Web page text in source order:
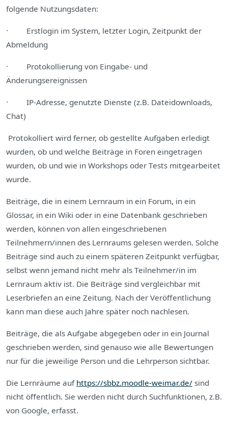
folgende Nutzungsdaten:
· Erstlogin im System, letzter Login, Zeitpunkt der
Abmeldung
· Protokollierung von Eingabe- und
Änderungsereignissen
· IP-Adresse, genutzte Dienste (z.B. Dateidownloads,
Chat)
Protokolliert wird ferner, ob gestellte Aufgaben erledigt
wurden, ob und welche Beiträge in Foren eingetragen
wurden, ob und wie in Workshops oder Tests mitgearbeitet
wurde.
Beiträge, die in einem Lernraum in ein Forum, in ein
Glossar, in ein Wiki oder in eine Datenbank geschrieben
werden, können von allen eingeschriebenen
Teilnehmern/innen des Lernraums gelesen werden. Solche
Beiträge sind auch zu einem späteren Zeitpunkt verfügbar,
selbst wenn jemand nicht mehr als Teilnehmer/in im
Lernraum aktiv ist. Die Beiträge sind vergleichbar mit
Leserbriefen an eine Zeitung. Nach der Veröffentlichung
kann man diese auch Jahre später noch nachlesen.
Beiträge, die als Aufgabe abgegeben oder in ein Journal
geschrieben werden, sind genauso wie alle Bewertungen
nur für die jeweilige Person und die Lehrperson sichtbar.
Die Lernräume auf https://sbbz.moodle-weimar.de/ sind
nicht öffentlich. Sie werden nicht durch Suchfunktionen, z.B.
von Google, erfasst.